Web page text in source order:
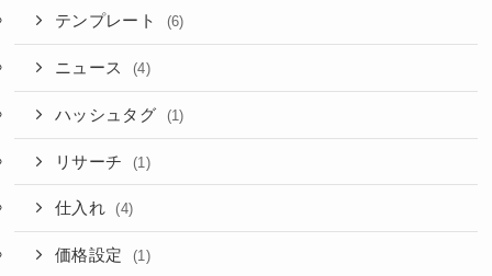
テンプレート (6)
ニュース (4)
ハッシュタグ (1)
リサーチ (1)
仕入れ (4)
価格設定 (1)